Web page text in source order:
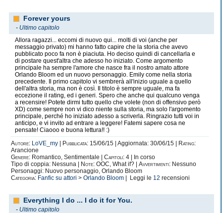
Forever yours
- Ultimo capitolo
Allora ragazzi... eccomi di nuovo qui... molti di voi (anche per
messaggio privato) mi hanno fatto capire che la storia che avevo
pubblicato poco fa non è piaciuta. Ho deciso quindi di cancellarla e
di postare quest'altra che adesso ho iniziato. Come argomento
principale ha sempre l'amore che nasce fra il nostro amato attore
Orlando Bloom ed un nuovo personaggio. Emily come nella storia
precedente. Il primo capitolo vi sembrerà all'inizio uguale a quello
dell'altra storia, ma non è così. Il titolo è sempre uguale, ma fa
eccezione il rating, ed i generi. Spero che anche qui qualcuno venga
a recensire! Potete dirmi tutto quello che volete (non di offensivo però
XD) come sempre non vi dico niente sulla storia, ma solo l'argomento
principale, perché ho iniziato adesso a scriverla. Ringrazio tutti voi in
anticipo, e vi invito ad entrare a leggere! Fatemi sapere cosa ne
pensate! Ciaooo e buona lettura!! :)
Autore: LoVE_my Pubblicata: 15/06/15 | Aggiornata: 30/06/15 |
Rating:
Arancione
Genere: Romantico, Sentimentale | Capitoli: 4 | In corso
Tipo di coppia: Nessuna |
Note: OOC, What if? | Avvertimenti: Nessuno
Personaggi: Nuovo personaggio, Orlando Bloom
Categoria: Fanfic su attori > Orlando Bloom | Leggi le 12 recensioni
Everything I do ... I do it for You.
- Ultimo capitolo